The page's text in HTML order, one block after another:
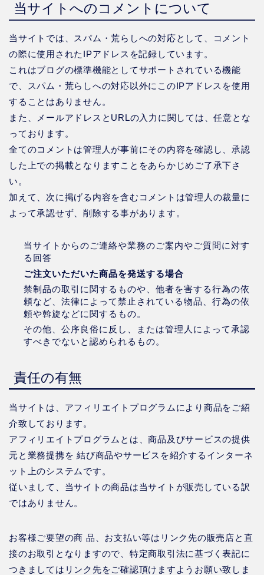
当サイトへのコメントについて
当サイトでは、スパム・荒らしへの対応として、コメント
の際に使用されたIPアドレスを記録しています。
これはブログの標準機能としてサポートされている機能
で、スパム・荒らしへの対応以外にこのIPアドレスを使用
することはありません。
また、メールアドレスとURLの入力に関しては、任意とな
っております。
全てのコメントは管理人が事前にその内容を確認し、承認
した上での掲載となりますことをあらかじめご了承下さ
い。
加えて、次に掲げる内容を含むコメントは管理人の裁量に
よって承認せず、削除する事があります。
当サイトからのご連絡や業務のご案内やご質問に対す
る回答
ご注文いただいた商品を発送する場合
禁制品の取引に関するものや、他者を害する行為の依
頼など、法律によって禁止されている物品、行為の依
頼や斡旋などに関するもの。
その他、公序良俗に反し、または管理人によって承認
すべきでないと認められるもの。
責任の有無
当サイトは、アフィリエイトプログラムにより商品をご紹
介致しております。
アフィリエイトプログラムとは、商品及びサービスの提供
元と業務提携を 結び商品やサービスを紹介するインターネ
ット上のシステムです。
従いまして、当サイトの商品は当サイトが販売している訳
ではありません。
お客様ご要望の商 品、お支払い等はリンク先の販売店と直
接のお取引となりますので、特定商取引法に基づく表記に
つきましてはリンク先をご確認頂けますようお願い致しま